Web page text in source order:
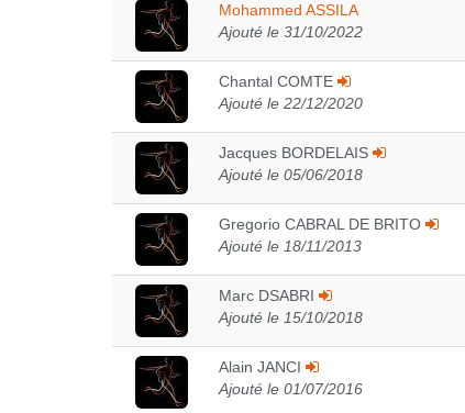
Mohammed ASSILA
Ajouté le 31/10/2022
Chantal COMTE
Ajouté le 22/12/2020
Jacques BORDELAIS
Ajouté le 05/06/2018
Gregorio CABRAL DE BRITO
Ajouté le 18/11/2013
Marc DSABRI
Ajouté le 15/10/2018
Alain JANCI
Ajouté le 01/07/2016